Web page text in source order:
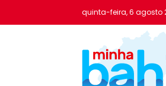
quinta-feira, 6 agosto